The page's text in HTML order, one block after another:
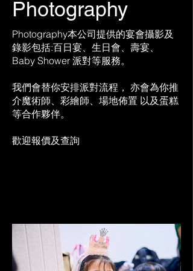
Photography
Photography本公司提供的宴會攝影及
錄影包括:百日宴、生日會、壽宴、
Baby Shower 派對等服務。
我們會替你安排派對流程， 亦會為你推
介魔術師、彩繪師、場地佈置 以及蛋糕
等合作夥伴。
歡迎報價及查詢